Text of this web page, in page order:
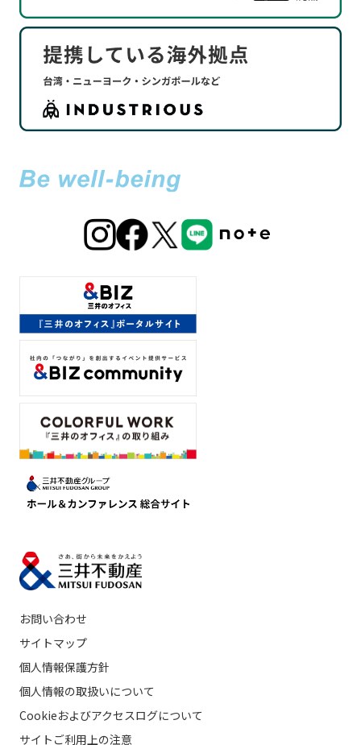
お問い合わせ
サイトマップ
個人情報保護方針
個人情報の取扱いについて
Cookieおよびアクセスログについて
サイトご利用上の注意